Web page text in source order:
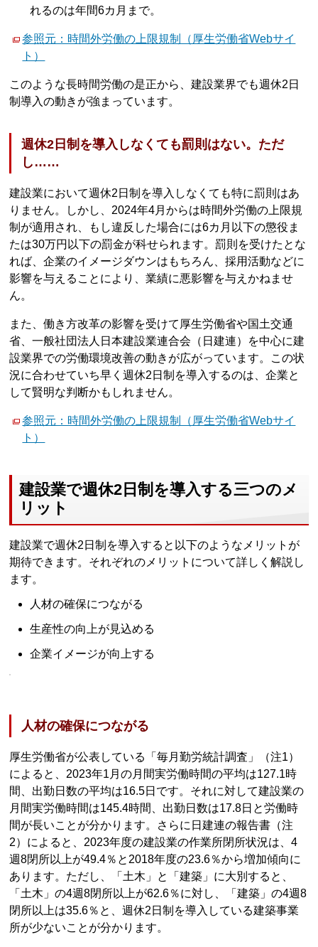
れるのは年間6カ月まで。
参照元：時間外労働の上限規制（厚生労働省Webサイ
ト）
このような長時間労働の是正から、建設業界でも週休2日
制導入の動きが強まっています。
週休2日制を導入しなくても罰則はない。ただ
し……
建設業において週休2日制を導入しなくても特に罰則はあ
りません。しかし、2024年4月からは時間外労働の上限規
制が適用され、もし違反した場合には6カ月以下の懲役ま
たは30万円以下の罰金が科せられます。罰則を受けたとな
れば、企業のイメージダウンはもちろん、採用活動などに
影響を与えることにより、業績に悪影響を与えかねませ
ん。
また、働き方改革の影響を受けて厚生労働省や国土交通
省、一般社団法人日本建設業連合会（日建連）を中心に建
設業界での労働環境改善の動きが広がっています。この状
況に合わせていち早く週休2日制を導入するのは、企業と
して賢明な判断かもしれません。
参照元：時間外労働の上限規制（厚生労働省Webサイ
ト）
建設業で週休2日制を導入する三つのメ
リット
建設業で週休2日制を導入すると以下のようなメリットが
期待できます。それぞれのメリットについて詳しく解説し
ます。
人材の確保につながる
生産性の向上が見込める
企業イメージが向上する
人材の確保につながる
厚生労働省が公表している「毎月勤労統計調査」（注1）
によると、2023年1月の月間実労働時間の平均は127.1時
間、出勤日数の平均は16.5日です。それに対して建設業の
月間実労働時間は145.4時間、出勤日数は17.8日と労働時
間が長いことが分かります。さらに日建連の報告書（注
2）によると、2023年度の建設業の作業所閉所状況は、4
週8閉所以上が49.4％と2018年度の23.6％から増加傾向に
あります。ただし、「土木」と「建築」に大別すると、
「土木」の4週8閉所以上が62.6％に対し、「建築」の4週8
閉所以上は35.6％と、週休2日制を導入している建築事業
所が少ないことが分かります。